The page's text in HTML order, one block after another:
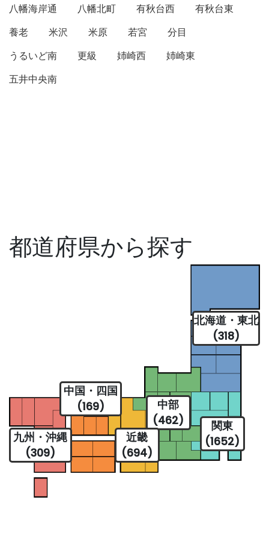
八幡海岸通
八幡北町 有秋台西
有秋台東
養老
米沢 米原 若宮
分目
うるいど南
更級 姉崎西
姉崎東
五井中央南
都道府県から探す
北海道・東北
(318)
関東
(1652)
中部
(462)
近畿
(694)
中国・四国
(169)
九州・沖縄
(309)